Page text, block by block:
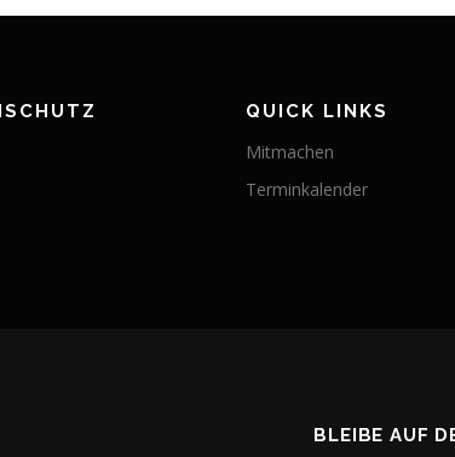
QUICK LINKS
Mitmachen
Terminkalender
BLEIBE AUF